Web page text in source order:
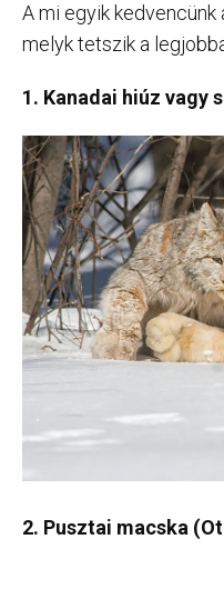
A mi egyik
melyk tetszik a
1. Kanadai hiúz vagy
2. Pusztai macska